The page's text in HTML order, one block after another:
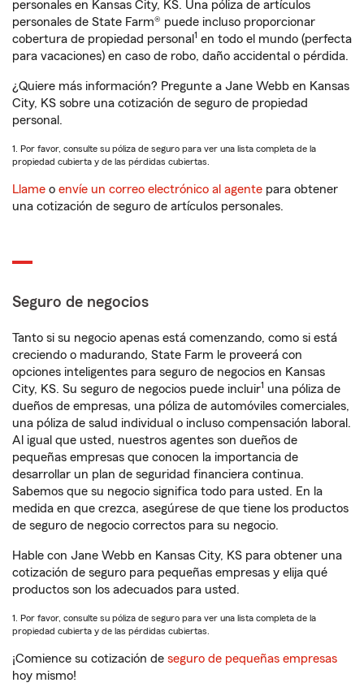
personales en Kansas City, KS. Una póliza de artículos
personales de State Farm® puede incluso proporcionar
cobertura de propiedad personal 1 en todo el mundo (perfecta
para vacaciones) en caso de robo, daño accidental o pérdida.
¿Quiere más información? Pregunte a Jane Webb en Kansas
City, KS sobre una cotización de seguro de propiedad
personal.
1. Por favor, consulte su póliza de seguro para ver una lista completa de la
propiedad cubierta y de las pérdidas cubiertas.
Llame o envíe un correo electrónico al agente para obtener
una cotización de seguro de artículos personales.
Seguro de negocios
Tanto si su negocio apenas está comenzando, como si está
creciendo o madurando, State Farm le proveerá con
opciones inteligentes para seguro de negocios en Kansas
City, KS. Su seguro de negocios puede incluir1 una póliza de
dueños de empresas, una póliza de automóviles comerciales,
una póliza de salud individual o incluso compensación laboral.
Al igual que usted, nuestros agentes son dueños de
pequeñas empresas que conocen la importancia de
desarrollar un plan de seguridad financiera continua.
Sabemos que su negocio significa todo para usted. En la
medida en que crezca, asegúrese de que tiene los productos
de seguro de negocio correctos para su negocio.
Hable con Jane Webb en Kansas City, KS para obtener una
cotización de seguro para pequeñas empresas y elija qué
productos son los adecuados para usted.
1. Por favor, consulte su póliza de seguro para ver una lista completa de la
propiedad cubierta y de las pérdidas cubiertas.
¡Comience su cotización de seguro de pequeñas empresas
hoy mismo!